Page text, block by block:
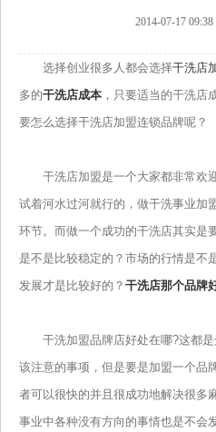
2014-07-17 09:38
选择创业很多人都会选择干洗店
多的干洗店成本 ，只要适当的干洗店
要怎么选择干洗店加盟连锁品牌呢？
干洗店加盟是一个大家都非常欢
试着河水过河就行的，做干洗事业加
环节。而做一个成功的干洗店其实是
是不是比较稳定的？市场的行情是不
发展才是比较好的？ 干洗店那个品牌
干洗加盟品牌店好处在哪?这都是
该注意的事项，但是要是加盟一个品
者可以很快的并且很成功地解决很多
事业中各种没有方向的事情也是不会